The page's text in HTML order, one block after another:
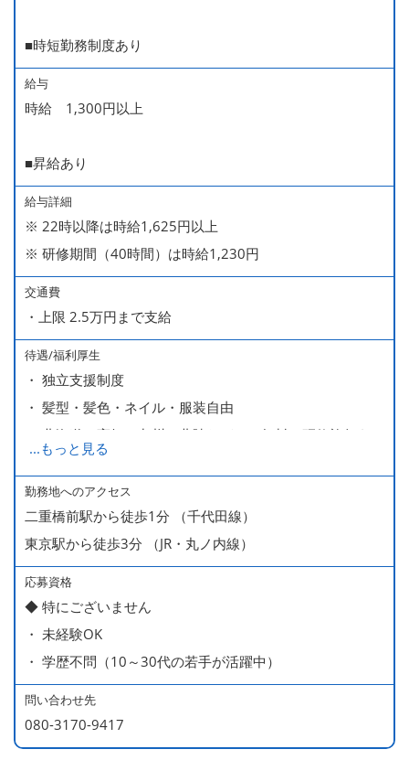
■時短勤務制度あり
給与
時給 1,300円以上
■昇給あり
給与詳細
※ 22時以降は時給1,625円以上
※ 研修期間（40時間）は時給1,230円
交通費
・上限 2.5万円まで支給
待遇/福利厚生
・ 独立支援制度
・ 髪型・髪色・ネイル・服装自由
・ 北海道や高知、九州、北陸などへの無料の研修旅行あり
ます
・ 無料の美味しい まかない食 あり
...もっと見る
勤務地へのアクセス
二重橋前駅から徒歩1分 （千代田線）
東京駅から徒歩3分 （JR・丸ノ内線）
応募資格
◆ 特にございません
・ 未経験OK
・ 学歴不問（10～30代の若手が活躍中）
問い合わせ先
080-3170-9417